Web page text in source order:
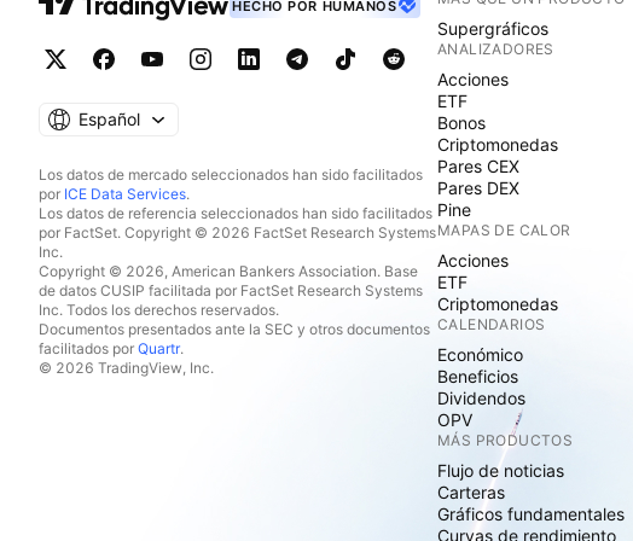
HECHO POR HUMANOS
Español
Los datos de mercado seleccionados han sido facilitados
por ICE Data Services.
Los datos de referencia seleccionados han sido facilitados
por FactSet. Copyright © 2026 FactSet Research Systems
Inc.
Copyright © 2026, American Bankers Association. Base
de datos CUSIP facilitada por FactSet Research Systems
Inc. Todos los derechos reservados.
Documentos presentados ante la SEC y otros documentos
facilitados por Quartr.
© 2026 TradingView, Inc.
Supergráficos
ANALIZADORES
Acciones
ETF
Bonos
Criptomonedas
Pares CEX
Pares DEX
Pine
MAPAS DE CALOR
Acciones
ETF
Criptomonedas
CALENDARIOS
Económico
Beneficios
Dividendos
OPV
MÁS PRODUCTOS
Flujo de noticias
Carteras
Gráficos fundamentales
Curvas de rendimiento